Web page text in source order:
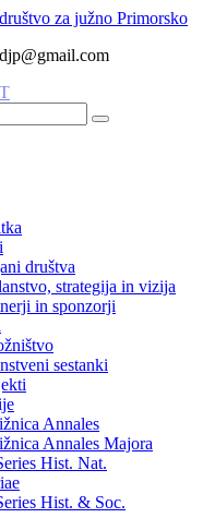
društva
strategija in vizija
in sponzorji
sestanki
Annales
Annales Majora
Hist. Nat.
Hist. & Soc.